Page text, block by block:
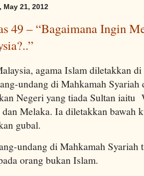
May 21, 2012
49 – “Bagaimana Ingin
agama Islam diletakkan
undang di Mahkamah
Negeri yang tiada Sultan iaitu
dan Melaka. Ia diletakkan bawah
gubal.
undang di Mahkamah Syariah
orang bukan Islam.